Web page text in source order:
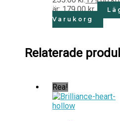
är: 179.00 kr.
Varukorg
Relaterade
Rea!